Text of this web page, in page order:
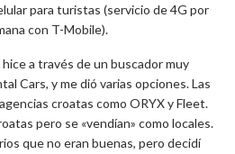
para turistas (servicio de 4G por
con T-Mobile).
a través de un buscador muy
Cars, y me dió varias opciones. Las
croatas como ORYX y Fleet.
pero se «vendían» como locales.
que no eran buenas, pero decidí